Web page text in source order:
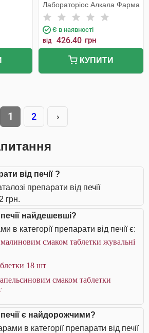
Лабораторіос Алкала Фарма
Є в наявності
від 426.40 грн
КУПИТИ
1 2 ›
від печії ?
препарати від печії
грн.
найдешевші?
в категорії препарати від печії є:
смаком таблетки жувальні
18 шт
смаком таблетки
є найдорожчими?
в категорії препарати від печії